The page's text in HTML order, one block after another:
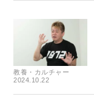
教養・カルチャー
2024.10.22